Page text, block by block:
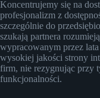
Koncentrujemy się na
profesjonalizm z
szczególnie do
szukają partnera
wypracowanym przez
wysokiej jakości strony
firm, nie rezygnując przy
funkcjonalności.